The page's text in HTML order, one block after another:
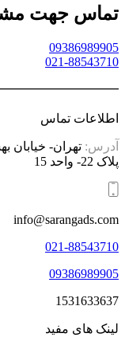
تماس جهت
09386989905
021-88543710
اطلاعات تماس
آدرس: تهران- خیابان
پلاک 22- واحد 15
info@sarangads.com
021-88543710
09386989905
1531633637
لینک های مفید